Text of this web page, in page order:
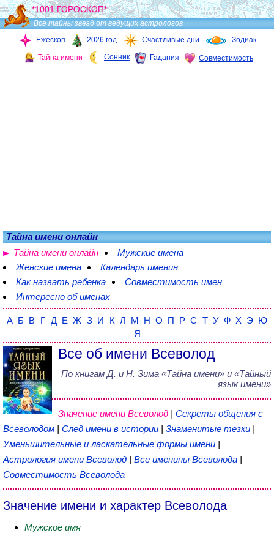
*1001 ГОРОСКОП*
Все тайны звезд от ведущих астрологов
Ежескоп
2026 год Счастливые дни Зодиак
Тайна имени Сонник Гадания Совместимость
Тайна имени онлайн
Тайна имени онлайн
Мужские имена
Женские имена
Календарь именин
Как назвать ребенка
Совместимость имен
Интересно об именах
А Б В Г Д Е Ж З И К Л М Н О П Р С Т У Ф Х Э Ю
Я
Все об имени Всеволод
По книгам Д. и Н. Зима «Тайна имени» и «Тайный
язык имени»
Значение имени Всеволод | Секреты общения с
Всеволодом | След имени в истории | Знаменитые тезки |
Уменьшительные и ласкательные формы имени |
Астрология имени Всеволод | Все именины Всеволода |
Совместимость Всеволода
Значение имени и характер Всеволода
Мужское имя